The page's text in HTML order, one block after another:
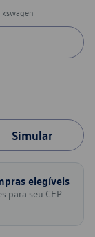
Simular
elegíveis
para seu CEP.